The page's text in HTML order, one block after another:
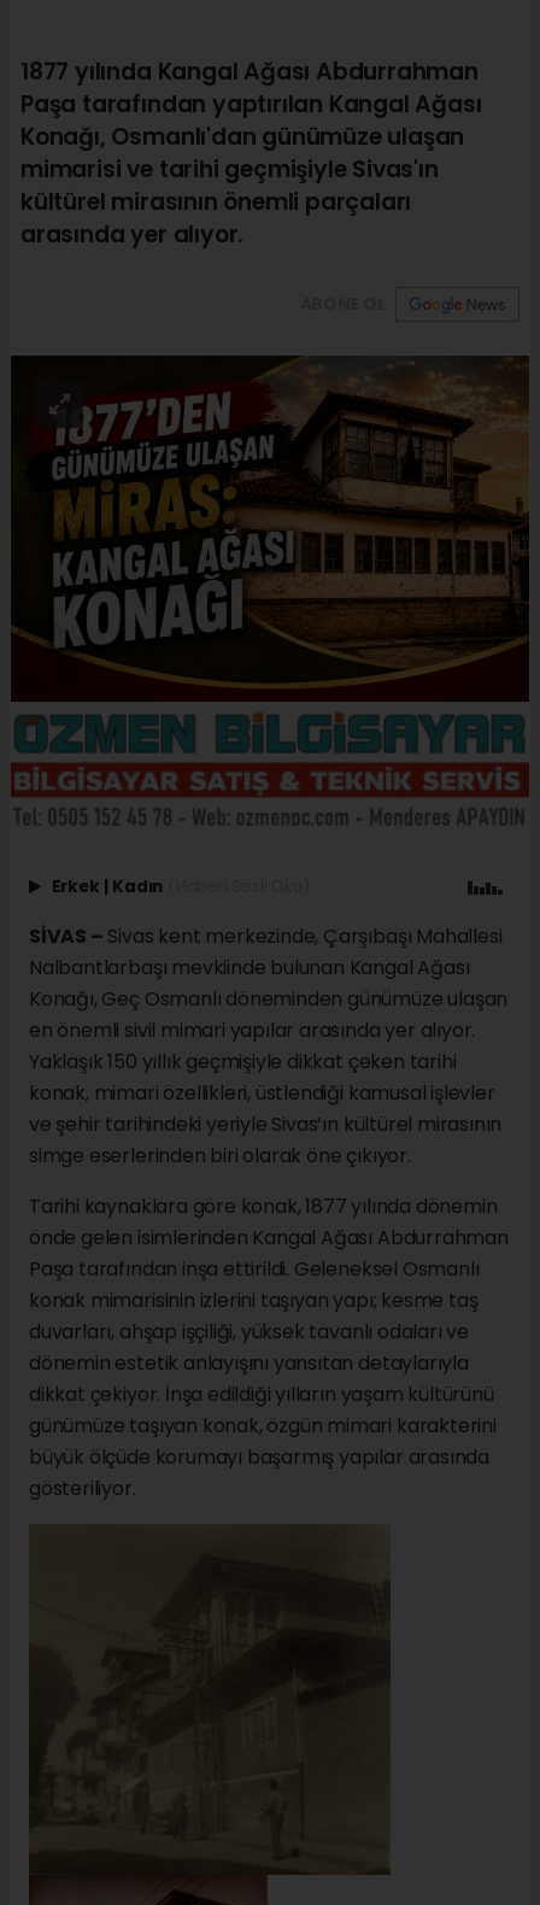
1877 yılında Kangal Ağası Abdurrahman
Paşa tarafından yaptırılan Kangal Ağası
Konağı, Osmanlı'dan günümüze ulaşan
mimarisi ve tarihi geçmişiyle Sivas'ın
kültürel mirasının önemli parçaları
arasında yer alıyor.
Erkek Kadın
SİVAS – Sivas kent merkezinde, Çarşıbaşı Mahallesi
Nalbantlarbaşı mevkiinde bulunan Kangal Ağası
Konağı, Geç Osmanlı döneminden günümüze ulaşan
en önemli sivil mimari yapılar arasında yer alıyor.
Yaklaşık 150 yıllık geçmişiyle dikkat çeken tarihi
konak, mimari özellikleri, üstlendiği kamusal işlevler
ve şehir tarihindeki yeriyle Sivas’ın kültürel mirasının
simge eserlerinden biri olarak öne çıkıyor.
Tarihi kaynaklara göre konak, 1877 yılında dönemin
önde gelen isimlerinden Kangal Ağası Abdurrahman
Paşa tarafından inşa ettirildi. Geleneksel Osmanlı
konak mimarisinin izlerini taşıyan yapı; kesme taş
duvarları, ahşap işçiliği, yüksek tavanlı odaları ve
dönemin estetik anlayışını yansıtan detaylarıyla
dikkat çekiyor. İnşa edildiği yılların yaşam kültürünü
günümüze taşıyan konak, özgün mimari karakterini
büyük ölçüde korumayı başarmış yapılar arasında
gösteriliyor.